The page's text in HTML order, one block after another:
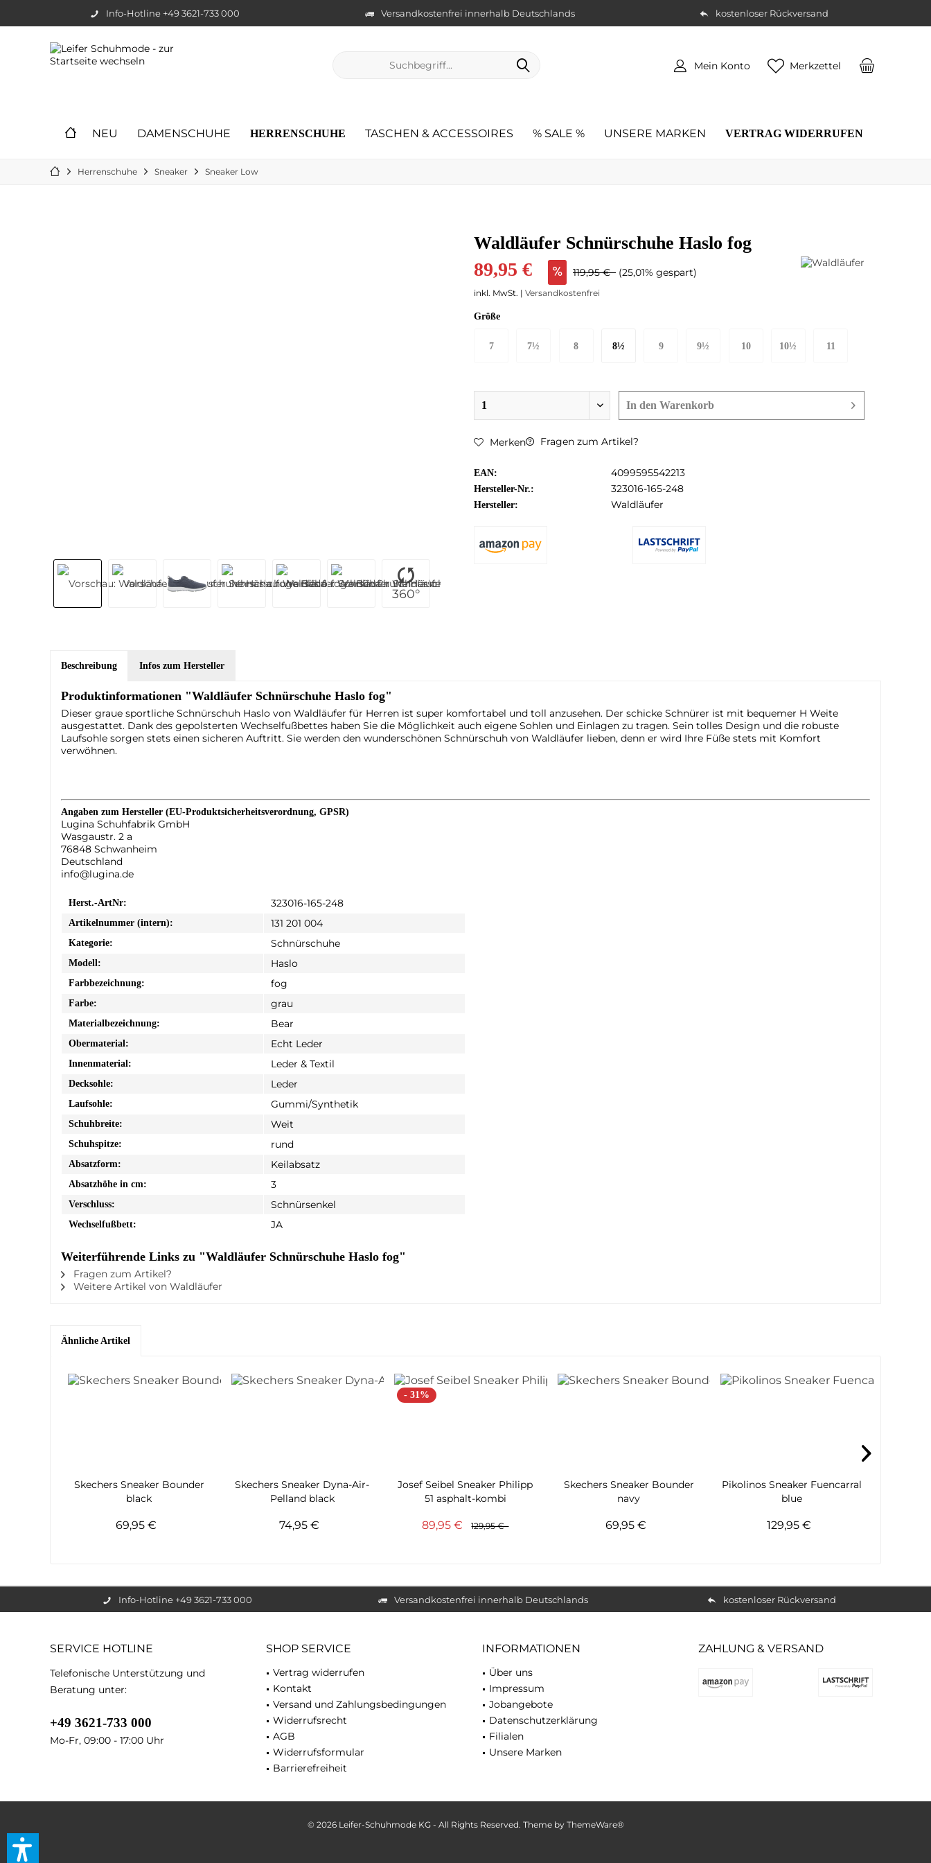
Info-Hotline +49 3621-733 000 Versandkostenfrei innerhalb Deutschlands kostenloser Rückversand
Merkzettel
Mein Konto
NEU DAMENSCHUHE HERRENSCHUHE TASCHEN & ACCESSOIRES % SALE % UNSERE MARKEN VERTRAG WIDERRUFEN
Herrenschuhe Sneaker Sneaker Low
360°
Waldläufer Schnürschuhe Haslo fog
89,95 € 119,95 € (25,01% gespart)
inkl. MwSt. | Versandkostenfrei
Größe
7 7½ 8 8½ 9 9½ 10 10½ 11
In den Warenkorb
Merken Fragen zum Artikel?
EAN: 4099595542213
Hersteller-Nr.: 323016-165-248
Hersteller: Waldläufer
Beschreibung Infos zum Hersteller
Produktinformationen "Waldläufer Schnürschuhe Haslo fog"
Dieser graue sportliche Schnürschuh Haslo von Waldläufer für Herren ist super komfortabel und toll anzusehen. Der schicke Schnürer ist mit bequemer H Weite
ausgestattet. Dank des gepolsterten Wechselfußbettes haben Sie die Möglichkeit auch eigene Sohlen und Einlagen zu tragen. Sein tolles Design und die robuste
Laufsohle sorgen stets einen sicheren Auftritt. Sie werden den wunderschönen Schnürschuh von Waldläufer lieben, denn er wird Ihre Füße stets mit Komfort
verwöhnen.
Angaben zum Hersteller (EU-Produktsicherheitsverordnung, GPSR)
Lugina Schuhfabrik GmbH
Wasgaustr. 2 a
76848 Schwanheim
Deutschland
info@lugina.de
Herst.-ArtNr: 323016-165-248
Artikelnummer (intern): 131 201 004
Kategorie: Schnürschuhe
Modell: Haslo
Farbbezeichnung: fog
Farbe: grau
Materialbezeichnung: Bear
Obermaterial: Echt Leder
Innenmaterial: Leder & Textil
Decksohle: Leder
Laufsohle: Gummi/Synthetik
Schuhbreite: Weit
Schuhspitze: rund
Absatzform: Keilabsatz
Absatzhöhe in cm: 3
Verschluss: Schnürsenkel
Wechselfußbett: JA
Weiterführende Links zu "Waldläufer Schnürschuhe Haslo fog"
Fragen zum Artikel?
Weitere Artikel von Waldläufer
Ähnliche Artikel
Skechers Sneaker Bounder
black
69,95 €
Skechers Sneaker Dyna-Air-
Pelland black
74,95 €
- 31%
Josef Seibel Sneaker Philipp
51 asphalt-kombi
89,95 € 129,95 €
Skechers Sneaker Bounder
navy
69,95 €
Pikolinos Sneaker Fuencarral
blue
129,95 €
Info-Hotline +49 3621-733 000 Versandkostenfrei innerhalb Deutschlands kostenloser Rückversand
SERVICE HOTLINE
Telefonische Unterstützung und
Beratung unter:
+49 3621-733 000
Mo-Fr, 09:00 - 17:00 Uhr
SHOP SERVICE
Vertrag widerrufen
Kontakt
Versand und Zahlungsbedingungen
Widerrufsrecht
AGB
Widerrufsformular
Barrierefreiheit
INFORMATIONEN
Über uns
Impressum
Jobangebote
Datenschutzerklärung
Filialen
Unsere Marken
ZAHLUNG & VERSAND
© 2026 Leifer-Schuhmode KG - All Rights Reserved. Theme by ThemeWare®